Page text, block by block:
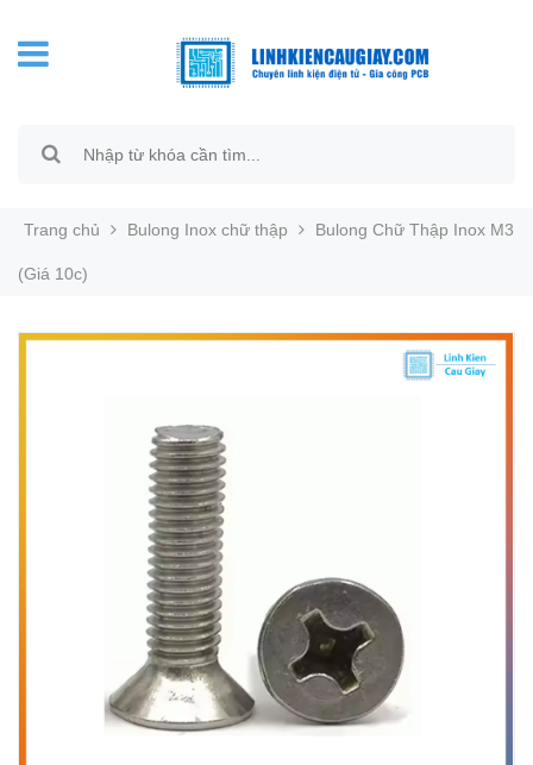
Trang chủ Bulong Inox chữ thập Bulong Chữ Thập Inox M3
(Giá 10c)